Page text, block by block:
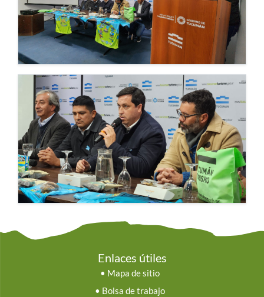
Enlaces útiles
• Mapa de sitio
• Bolsa de trabajo